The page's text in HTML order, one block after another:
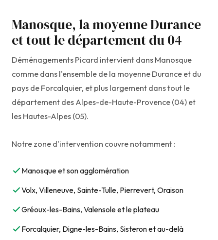
Manosque, la moyenne Durance
et tout le département du 04
Déménagements Picard intervient dans Manosque
comme dans l'ensemble de la moyenne Durance et du
pays de Forcalquier, et plus largement dans tout le
département des Alpes-de-Haute-Provence (04) et
les Hautes-Alpes (05).
Notre zone d'intervention couvre notamment :
Manosque et son agglomération
Volx, Villeneuve, Sainte-Tulle, Pierrevert, Oraison
Gréoux-les-Bains, Valensole et le plateau
Forcalquier, Digne-les-Bains, Sisteron et au-delà